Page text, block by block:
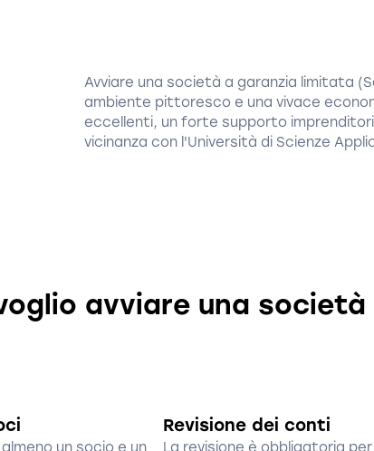
Avviare una società a garanzia limitata
ambiente pittoresco e una vivace
eccellenti, un forte supporto
vicinanza con l'Università di Scienze
avviare una
un socio e un
Revisione dei conti
La revisione è obbligatoria per